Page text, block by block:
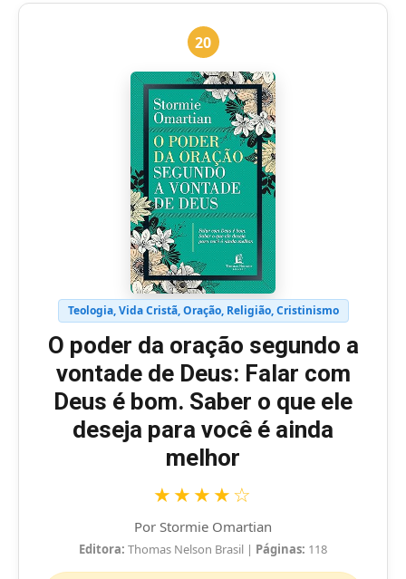
20
Teologia, Vida Cristã, Oração, Religião, Cristinismo
O poder da oração segundo a
vontade de Deus: Falar com
Deus é bom. Saber o que ele
deseja para você é ainda
melhor
★★★★☆
Por Stormie Omartian
Editora: Thomas Nelson Brasil | Páginas: 118